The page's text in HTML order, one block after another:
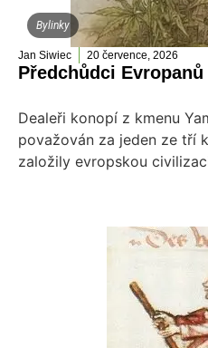
Bylinky
Jan Siwiec 20 července, 2026
Předchůdci
Dealeři konopí z kmenu
považován za jeden ze tří
založily evropskou